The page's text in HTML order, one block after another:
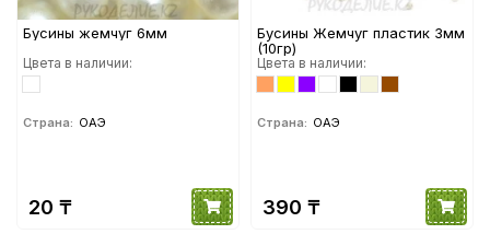
Бусины жемчуг 6мм
Цвета в наличии:
Страна: ОАЭ
20 ₸
Бусины Жемчуг пластик 3мм
(10гр)
Цвета в наличии:
Страна: ОАЭ
390 ₸